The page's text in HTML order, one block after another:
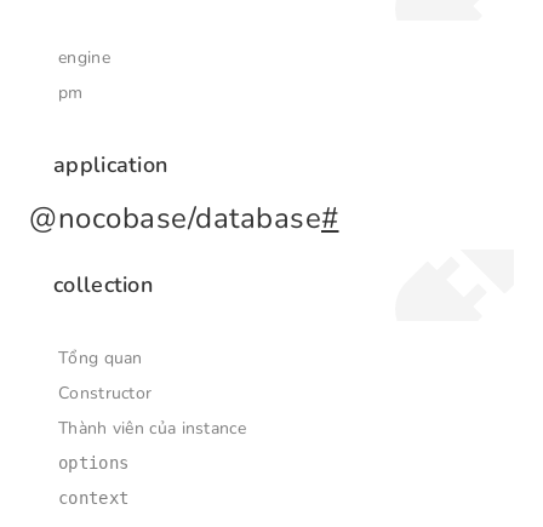
engine
pm
application
@nocobase/database#
collection
Tổng quan
Constructor
Thành viên của instance
options
context